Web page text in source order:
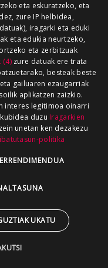
eta eskuratzeko, eta
zure IP helbidea,
iragarki eta eduki
eta edukia neurtzeko,
eta zerbitzuak
(4)zure datuak ere trata
besteak beste
gailuaren ezaugarriak
aplikatzen zaizkio.
interes legitimoa oinarri
duzu Iragarkien
unetan ken dezakezu
politika
ERRENDIMENDUA
UKATU